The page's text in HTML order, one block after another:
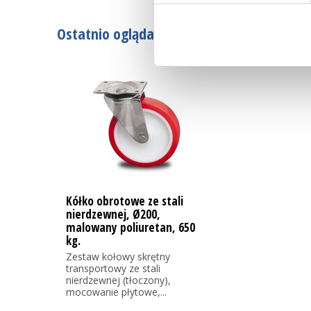
Ostatnio oglądane
Kółko obrotowe ze stali
nierdzewnej, Ø200,
malowany poliuretan, 650
kg.
Zestaw kołowy skrętny
transportowy ze stali
nierdzewnej (tłoczony),
mocowanie płytowe,...